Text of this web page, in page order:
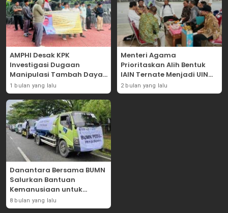
AMPHI Desak KPK
Investigasi Dugaan
Manipulasi Tambah Daya
Listrik di PLN
1 bulan yang lalu
Menteri Agama
Prioritaskan Alih Bentuk
IAIN Ternate Menjadi UIN
Sultan Baabullah
2 bulan yang lalu
Danantara Bersama BUMN
Salurkan Bantuan
Kemanusiaan untuk
Pemulihan Pascabencana
di Aceh
8 bulan yang lalu